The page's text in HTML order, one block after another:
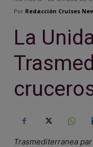
Por Redacción Cruises
La
Trasmediterranea